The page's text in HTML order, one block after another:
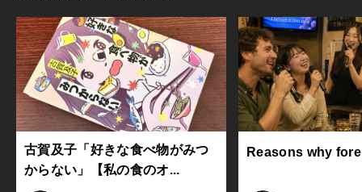
古賀及子「好きな食べ物がみつ
からない」【私の食のオ...
Reasons why